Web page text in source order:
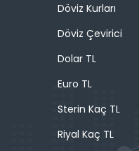
Döviz Kurları
Döviz Çevirici
Dolar TL
Euro TL
Sterin Kaç TL
Riyal Kaç TL